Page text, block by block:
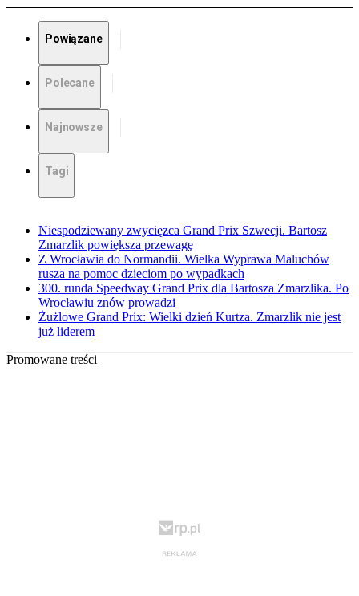
Powiązane
Polecane
Najnowsze
Tagi
Niespodziewany zwycięzca Grand Prix Szwecji. Bartosz
Zmarzlik powiększa przewagę
Z Wrocławia do Normandii. Wielka Wyprawa Maluchów
rusza na pomoc dzieciom po wypadkach
300. runda Speedway Grand Prix dla Bartosza Zmarzlika. Po
Wrocławiu znów prowadzi
Żużlowe Grand Prix: Wielki dzień Kurtza. Zmarzlik nie jest
już liderem
Promowane treści